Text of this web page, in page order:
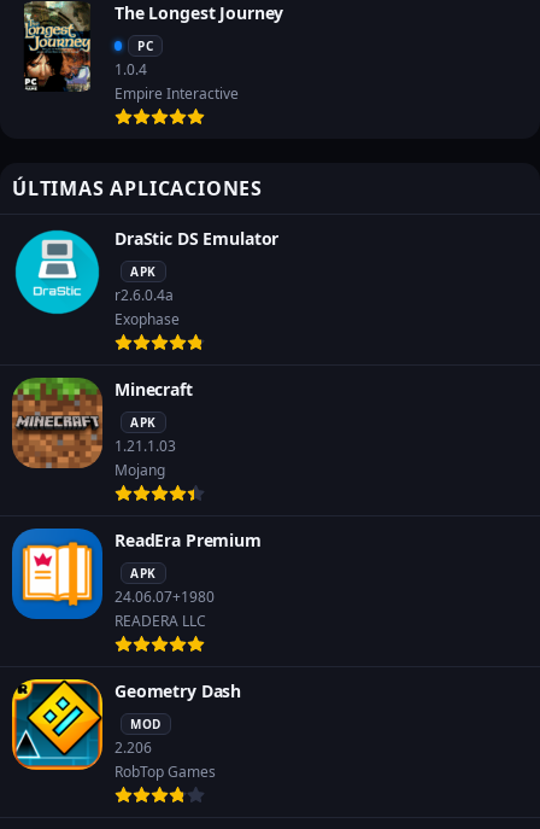
The Longest Journey
PC
1.0.4
Empire Interactive
ÚLTIMAS APLICACIONES
DraStic DS Emulator
APK
r2.6.0.4a
Exophase
Minecraft
APK
1.21.1.03
Mojang
ReadEra Premium
APK
24.06.07+1980
READERA LLC
Geometry Dash
MOD
2.206
RobTop Games